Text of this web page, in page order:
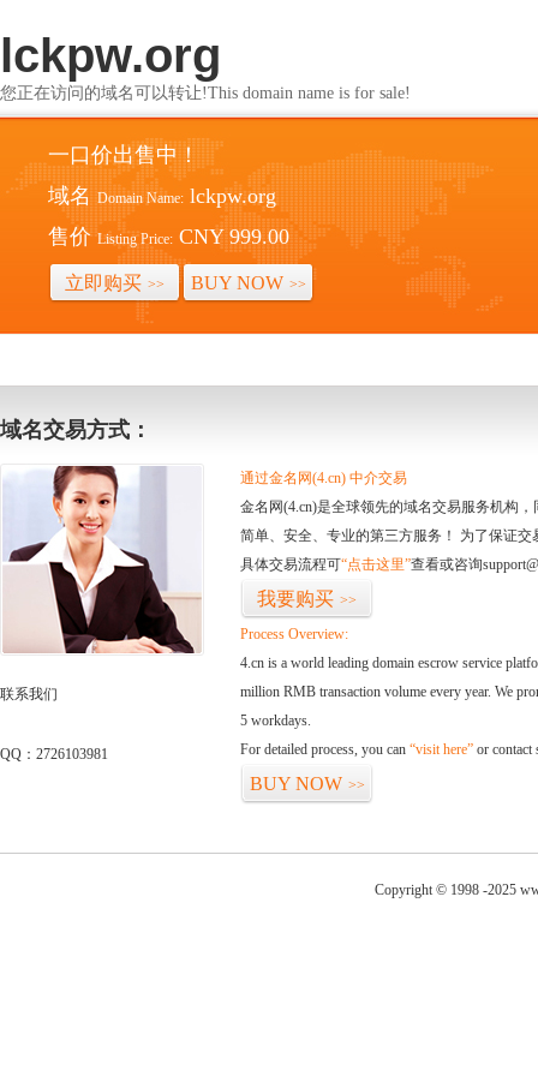
lckpw.org
您正在访问的域名可以转让!This domain name is for sale!
一口价出售中！
域名 Domain Name: lckpw.org
售价 Listing Price: CNY 999.00
立即购买 >> BUY NOW >>
域名交易方式：
联系我们
QQ：2726103981
通过金名网(4.cn) 中介交易
金名网(4.cn)是全球领先的域名交易服务机构
简单、安全、专业的第三方服务！ 为了保证
具体交易流程可“点击这里”查看或咨询
我要购买 >>
Process Overview:
4.cn is a world leading domain escrow service
million RMB transaction volume every year. We
5 workdays.
For detailed process, you can “visit here” or contact
BUY NOW >>
Copyright © 1998 -2025